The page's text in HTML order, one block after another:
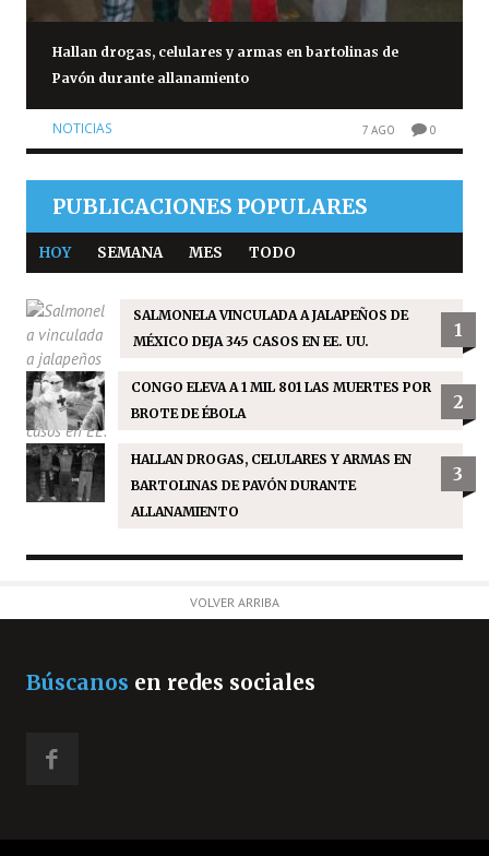
Hallan drogas, celulares y armas en bartolinas de
Pavón durante allanamiento
NOTICIAS 7 AGO 0
PUBLICACIONES POPULARES
HOY SEMANA MES TODO
SALMONELA VINCULADA A JALAPEÑOS DE
MÉXICO DEJA 345 CASOS EN EE. UU.
1
CONGO ELEVA A 1 MIL 801 LAS MUERTES POR
BROTE DE ÉBOLA
2
HALLAN DROGAS, CELULARES Y ARMAS EN
BARTOLINAS DE PAVÓN DURANTE
ALLANAMIENTO
3
VOLVER ARRIBA
Búscanos en redes sociales